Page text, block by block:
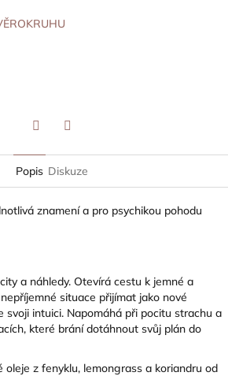
Popis Diskuze
znamení a pro psychikou pohodu
a náhledy. Otevírá cestu k jemné a
situace přijímat jako nové
svoji intuici. Napomáhá při pocitu strachu a
které brání dotáhnout svůj plán do
oleje z fenyklu, lemongrass a koriandru od